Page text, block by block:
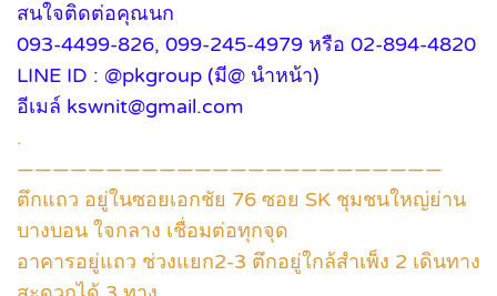
สนใจติดต่อคุณนก
093-4499-826, 099-245-4979 หรือ 02-894-4820
LINE ID : @pkgroup (มี@ นำหน้า)
อีเมล์ kswnit@gmail.com
.
————————————————————————
ตึกแถว อยู่ในซอยเอกชัย 76 ซอย SK ชุมชนใหญ่ย่าน
บางบอน ใจกลาง เชื่อมต่อทุกจุด
อาคารอยู่แถว ช่วงแยก2-3 ตึกอยู่ใกล้สำเพ็ง 2 เดินทาง